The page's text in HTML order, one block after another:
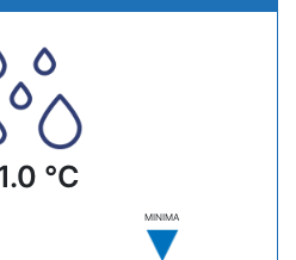
°C
MINIMA